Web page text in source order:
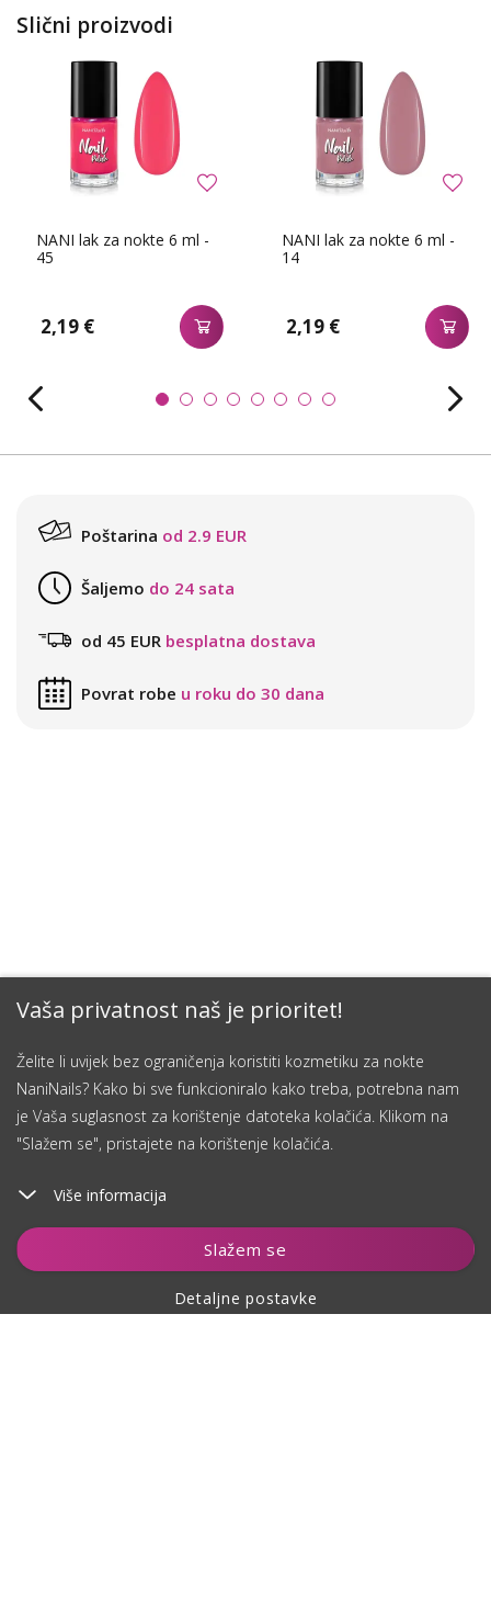
Vaša privatnost naš je prioritet!
Želite li uvijek bez ograničenja koristiti kozmetiku za nokte
NaniNails? Kako bi sve funkcioniralo kako treba, potrebna nam
je Vaša suglasnost za korištenje datoteka kolačića. Klikom na
"Slažem se", pristajete na korištenje kolačića.
Više informacija
Slažem se
Detaljne postavke
Dodaj u košaricu
Slični proizvodi
NANI lak za nokte 6 ml -
45
2,19 €
NANI lak za nokte 6 ml -
14
2,19 €
Poštarina od 2.9 EUR
Šaljemo do 24 sata
od 45 EUR besplatna dostava
Povrat robe u roku do 30 dana